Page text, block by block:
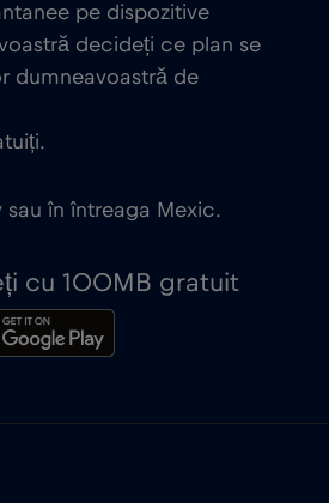
pe dispozitive
decideți ce plan se
dumneavoastră de
în întreaga Mexic.
cu 100MB gratuit